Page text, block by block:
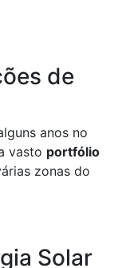
de
anos no
vasto portfólio
zonas do
Solar